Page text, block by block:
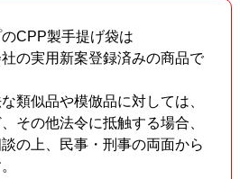
CPP製手提げ袋は
の実用新案登録済みの商品で
類似品や模倣品に対しては、
その他法令に抵触する場合、
の上、民事・刑事の両面から